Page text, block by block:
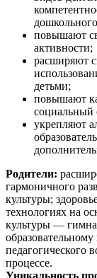
повышают
активности;
расширяют
детьми;
повышают
социальный
укрепляют
Родители:
гармоничного
культуры;
технологиях на
культуры —
педагогического
процессе.